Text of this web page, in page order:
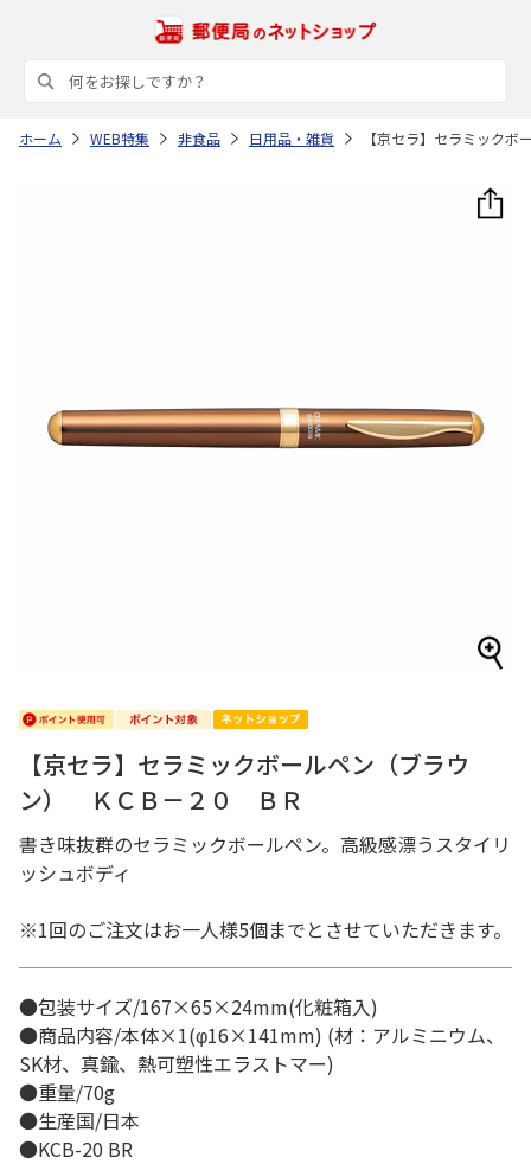
ホーム WEB特集 非食品 日用品・雑貨 【京セラ】セラミック
【京セラ】セラミックボールペン（ブラウ
ン） ＫＣＢ－２０ ＢＲ
書き味抜群のセラミックボールペン。高級感漂うスタイリ
ッシュボディ
※1回のご注文はお一人様5個までとさせていただきます。
●包装サイズ/167×65×24mm(化粧箱入)
●商品内容/本体×1(φ16×141mm) (材：アルミニウム、
SK材、真鍮、熱可塑性エラストマー)
●重量/70g
●生産国/日本
●KCB-20 BR